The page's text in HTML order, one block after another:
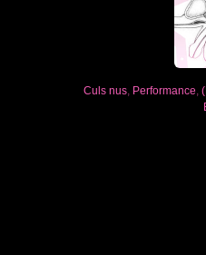
Culs nus Performance